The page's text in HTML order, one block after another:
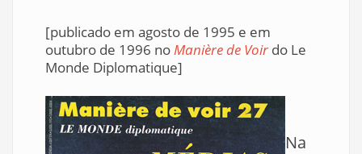
[publicado em agosto de 1995 e em
outubro de 1996 noManière de Voir do Le
Monde Diplomatique]
Na